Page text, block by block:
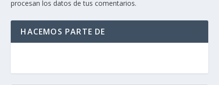
procesan los datos de tus comentarios.
HACEMOS PARTE DE